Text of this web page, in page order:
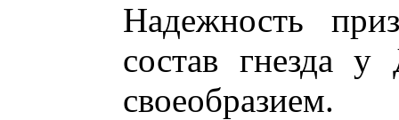
Надежность
состав гнезда у
своеобразием.